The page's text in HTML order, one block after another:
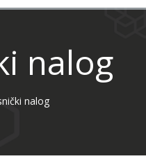
nalog
nalog